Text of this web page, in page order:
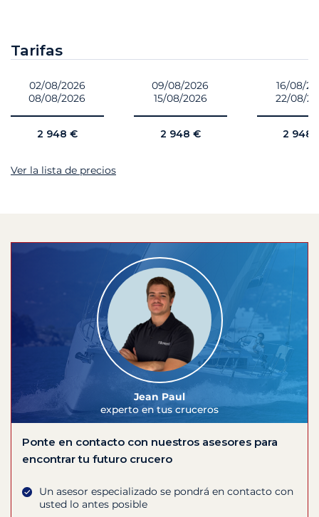
Tarifas
02/08/2026
08/08/2026
2 948 €
09/08/2026
15/08/2026
2 948 €
16/08/
22/08/
2 948
Ver la lista de precios
Jean Paul
experto en tus cruceros
Ponte en contacto con nuestros asesores para
encontrar tu futuro crucero
Un asesor especializado se pondrá en contacto con
usted lo antes posible